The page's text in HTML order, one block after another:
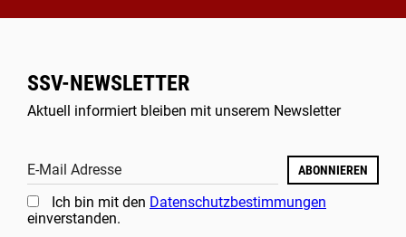
SSV-NEWSLETTER
Aktuell informiert bleiben mit unserem Newsletter
E-Mail Adresse ABONNIEREN
Ich bin mit den Datenschutzbestimmungen
einverstanden.